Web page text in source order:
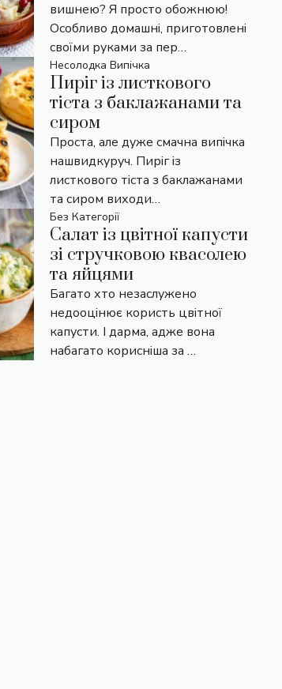
вишнею? Я просто обожнюю!
Особливо домашні, приготовлені
своїми руками за пер…
Несолодка Випічка
Пиріг із листкового
тіста з баклажанами та
сиром
Проста, але дуже смачна випічка
нашвидкуруч. Пиріг із
листкового тіста з баклажанами
та сиром виходи…
Без Категорії
Салат із цвітної капусти
зі стручковою квасолею
та яйцями
Багато хто незаслужено
недооцінює користь цвітної
капусти. І дарма, адже вона
набагато корисніша за …